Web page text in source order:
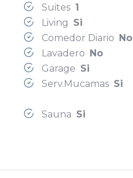
Suites 1
Living Si
Comedor Diario No
Lavadero No
Garage Si
Serv.Mucamas Si
Sauna Si